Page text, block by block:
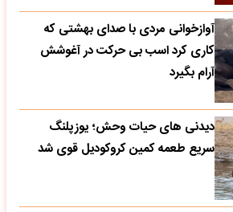
آوازخوانی مردی با صدای بهشتی که
کاری کرد اسب بی حرکت در آغوشش
آرام بگیرد
دیدنی های حیات وحش؛ یوزپلنگ
سریع طعمه کمین کروکودیل قوی شد